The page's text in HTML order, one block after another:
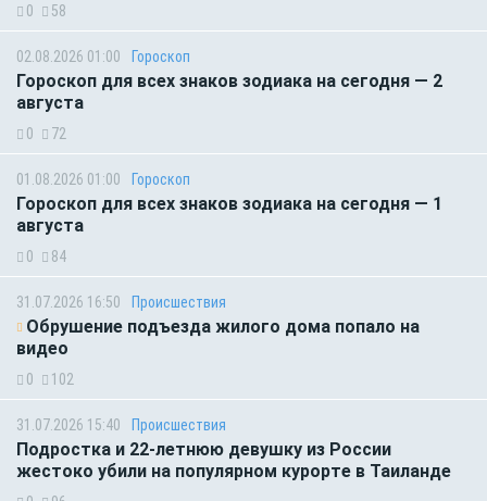
0 58
02.08.2026 01:00 Гороскоп
Гороскоп для всех знаков зодиака на сегодня — 2
августа
0 72
01.08.2026 01:00 Гороскоп
Гороскоп для всех знаков зодиака на сегодня — 1
августа
0 84
31.07.2026 16:50 Происшествия
Обрушение подъезда жилого дома попало на
видео
0 102
31.07.2026 15:40 Происшествия
Подростка и 22-летнюю девушку из России
жестоко убили на популярном курорте в Таиланде